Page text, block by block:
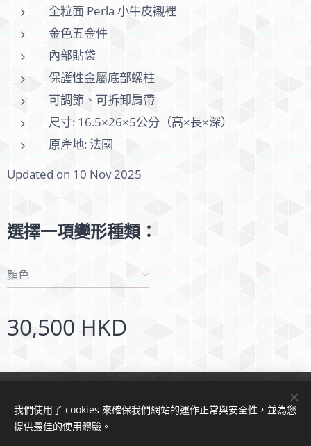
全粒面 Perla 小牛皮襯裡
金色五金件
內部貼袋
保護性金屬底部螺柱
可調節、可拆卸肩帶
尺寸: 16.5×26×5公分（高×長×深）
原產地: 法國
Updated on 10 Nov 2025
選擇一項變形種類：
顏色
30,500 HKD
Cookies
我們使用了 cookies 來確保我們網站的運作正常與安全性，並為您
提供最佳的使用體驗。